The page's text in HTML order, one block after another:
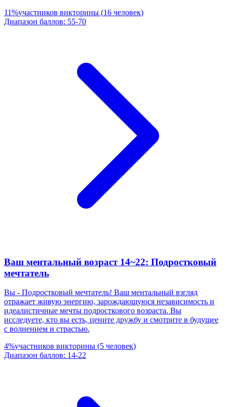
11%участников викторины (16 человек)
Диапазон баллов: 55-70
Ваш ментальный возраст 14~22: Подростковый
мечтатель
Вы - Подростковый мечтатель! Ваш ментальный взгляд
отражает живую энергию, зарождающуюся независимость и
идеалистичные мечты подросткового возраста. Вы
исследуете, кто вы есть, цените дружбу и смотрите в будущее
с волнением и страстью.
4%участников викторины (5 человек)
Диапазон баллов: 14-22